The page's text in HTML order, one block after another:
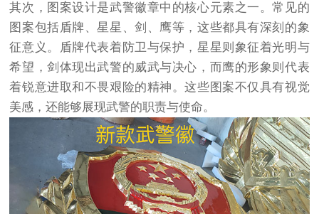
其次，图案设计是武警徽章中的核心元素之一。常见的
图案包括盾牌、星星、剑、鹰等，这些都具有深刻的象
征意义。盾牌代表着防卫与保护，星星则象征着光明与
希望，剑体现出武警的威武与决心，而鹰的形象则代表
着锐意进取和不畏艰险的精神。这些图案不仅具有视觉
美感，还能够展现武警的职责与使命。